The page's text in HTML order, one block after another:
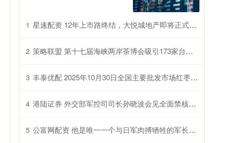
1 星速配资 12年上市路终结，大悦城地产即将正式退市
2 策略联盟 第十七届海峡两岸茶博会吸引173家台企参展
3 丰泰优配 2025年10月30日全国主要批发市场红枣价格行情
4 港陆证券 外交部军控司司长孙晓波会见全面禁核试条约组织筹委会执行秘书弗洛伊德
5 公富网配资 他是唯一一个与日军肉搏牺牲的军长，就算牺牲身体也依然屹立不倒